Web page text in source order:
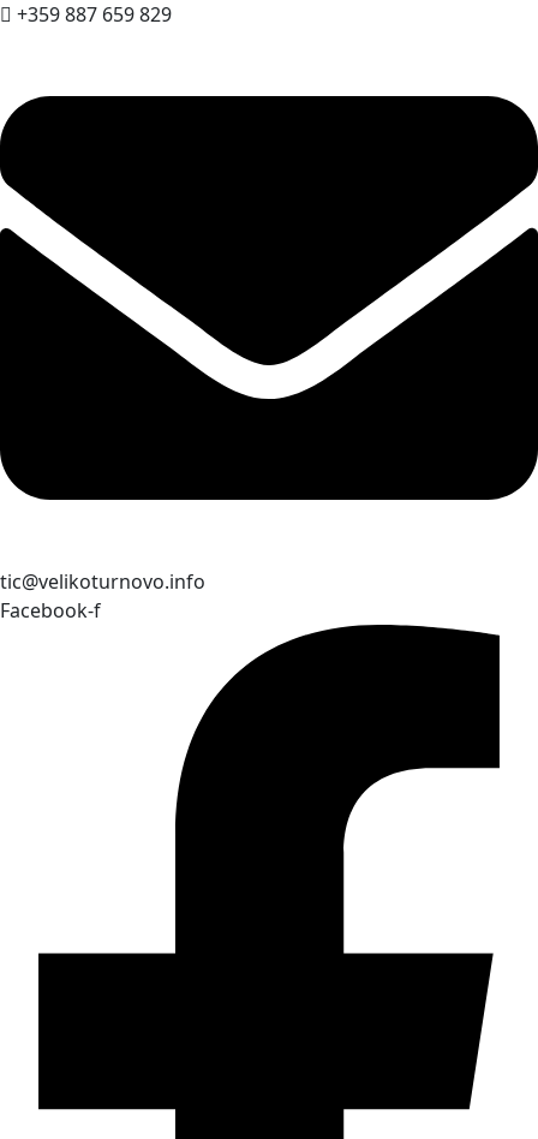
+359 887 659 829
tic@velikoturnovo.info
Facebook-f